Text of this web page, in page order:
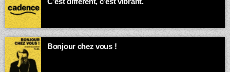
Bonjour chez vous !